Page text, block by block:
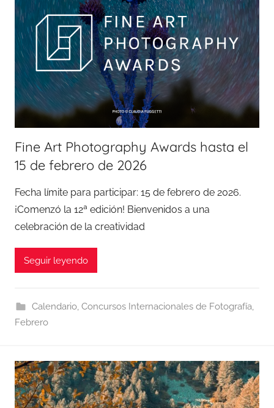
Fine Art Photography Awards hasta el
15 de febrero de 2026
Fecha límite para participar: 15 de febrero de 2026.
¡Comenzó la 12ª edición! Bienvenidos a una
celebración de la creatividad
Seguir leyendo
Calendario, Concursos Internacionales de Fotografía,
Febrero